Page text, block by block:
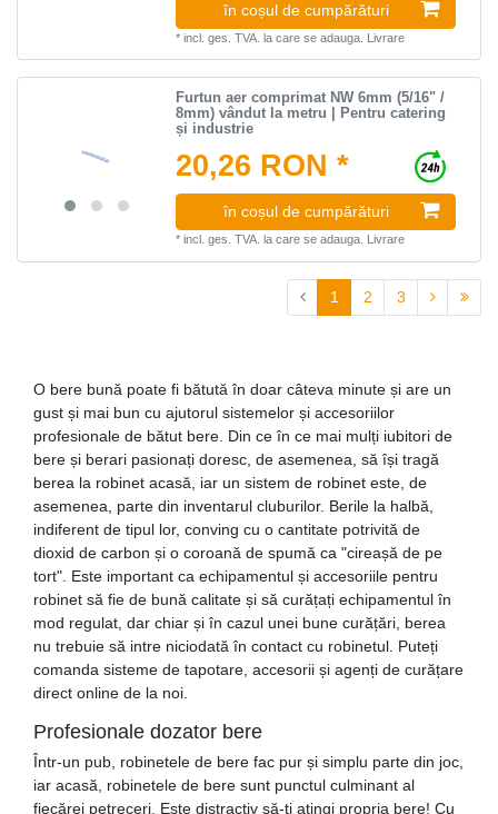
în coșul de cumpărături
*incl. ges. TVA. la care se adauga. Livrare
Furtun aer comprimat NW 6mm (5/16" /
8mm) vândut la metru | Pentru catering
și industrie
20,26 RON *
în coșul de cumpărături
*incl. ges. TVA. la care se adauga. Livrare
1 2 3
O bere bună poate fi bătută în doar câteva minute și are un
gust și mai bun cu ajutorul sistemelor și accesoriilor
profesionale de bătut bere. Din ce în ce mai mulți iubitori de
bere și berari pasionați doresc, de asemenea, să își tragă
berea la robinet acasă, iar un sistem de robinet este, de
asemenea, parte din inventarul cluburilor. Berile la halbă,
indiferent de tipul lor, conving cu o cantitate potrivită de
dioxid de carbon și o coroană de spumă ca "cireașă de pe
tort". Este important ca echipamentul și accesoriile pentru
robinet să fie de bună calitate și să curățați echipamentul în
mod regulat, dar chiar și în cazul unei bune curățări, berea
nu trebuie să intre niciodată în contact cu robinetul. Puteți
comanda sisteme de tapotare, accesorii și agenți de curățare
direct online de la noi.
Profesionale dozator bere
Într-un pub, robinetele de bere fac pur și simplu parte din joc,
iar acasă, robinetele de bere sunt punctul culminant al
fiecărei petreceri. Este distractiv să-ți atingi propria bere! Cu